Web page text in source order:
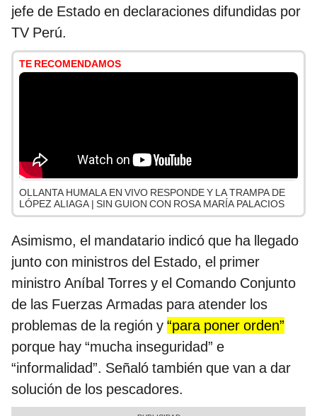
jefe de Estado en declaraciones difundidas por
TV Perú.
TE RECOMENDAMOS
OLLANTA HUMALA EN VIVO RESPONDE Y LA TRAMPA DE
LÓPEZ ALIAGA | SIN GUION CON ROSA MARÍA PALACIOS
Asimismo, el mandatario indicó que ha llegado
junto con ministros del Estado, el primer
ministro Aníbal Torres y el Comando Conjunto
de las Fuerzas Armadas para atender los
problemas de la región y “para poner orden”
porque hay “mucha inseguridad” e
“informalidad”. Señaló también que van a dar
solución de los pescadores.